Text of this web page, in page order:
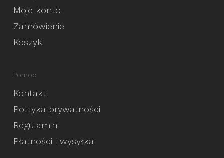
Moje konto
Zamówienie
Koszyk
Pomoc
Kontakt
Polityka prywatności
Regulamin
Płatności i wysyłka